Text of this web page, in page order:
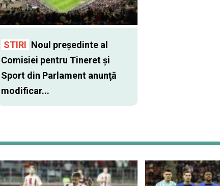
STIRI Noul preşedinte al
Comisiei pentru Tineret şi
Sport din Parlament anunţă
modificar...